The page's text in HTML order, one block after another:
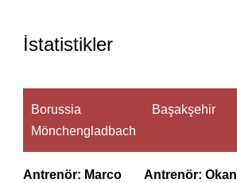
İstatistikler
Borussia
Mönchengladbach
Başakşehir
Antrenör: Marco
Antrenör: Okan